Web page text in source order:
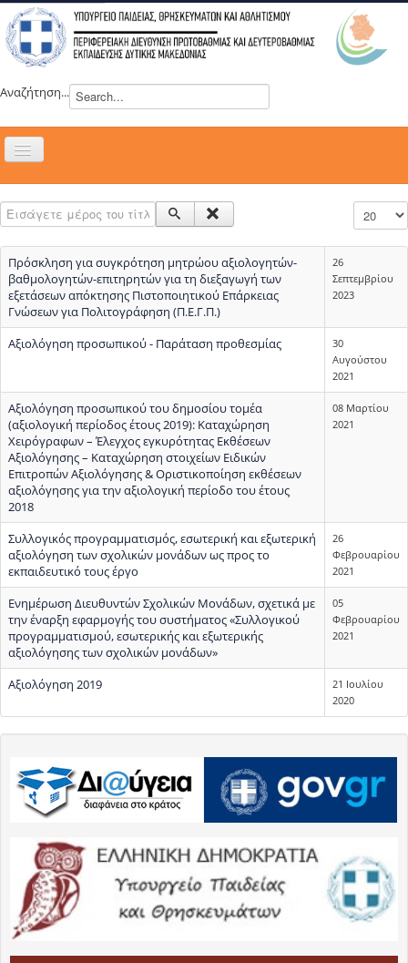
Αναζήτηση...
Εναλλαγή
ΝΕΑ
ΣΥΜΒΟΥΛΙΑ
ΕΥΡΩΠΑΪΚΑ ΠΡΟΓΡΑΜΜΑΤΑ
ΜΑΘΗΤΕΙΑ
ΔΡΑΣΕΙΣ
ΕΞ ΑΠΟΣΤΑΣΕΩΣ ΕΚΠΑΙΔΕΥΣΗ
Εισάγετε μέρος του τίτλου.
Πρόσκληση για συγκρότηση μητρώου αξιολογητών-
βαθμολογητών-επιτηρητών για τη διεξαγωγή των
εξετάσεων απόκτησης Πιστοποιητικού Επάρκειας
Γνώσεων για Πολιτογράφηση (Π.Ε.Γ.Π.)
26
Σεπτεμβρίου
2023
Αξιολόγηση προσωπικού - Παράταση προθεσμίας
30
Αυγούστου
2021
Αξιολόγηση προσωπικού του δημοσίου τομέα
(αξιολογική περίοδος έτους 2019): Καταχώρηση
Χειρόγραφων – Έλεγχος εγκυρότητας Εκθέσεων
Αξιολόγησης – Καταχώρηση στοιχείων Ειδικών
Επιτροπών Αξιολόγησης & Οριστικοποίηση εκθέσεων
αξιολόγησης για την αξιολογική περίοδο του έτους
2018
08 Μαρτίου
2021
Συλλογικός προγραμματισμός, εσωτερική και εξωτερική
αξιολόγηση των σχολικών μονάδων ως προς το
εκπαιδευτικό τους έργο
26
Φεβρουαρίου
2021
Ενημέρωση Διευθυντών Σχολικών Μονάδων, σχετικά με
την έναρξη εφαρμογής του συστήματος «Συλλογικού
προγραμματισμού, εσωτερικής και εξωτερικής
αξιολόγησης των σχολικών μονάδων»
05
Φεβρουαρίου
2021
Αξιολόγηση 2019
21 Ιουλίου
2020